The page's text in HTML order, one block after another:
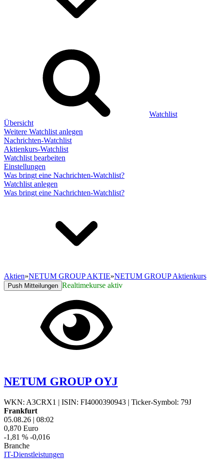
Watchlist
Übersicht
Weitere Watchlist anlegen
Nachrichten-Watchlist
Aktienkurs-Watchlist
Watchlist bearbeiten
Einstellungen
Was bringt eine Nachrichten-Watchlist?
Watchlist anlegen
Was bringt eine Nachrichten-Watchlist?
Aktien»NETUM GROUP AKTIE»NETUM GROUP Aktienkurs
Push Mitteilungen Realtimekurse aktiv
NETUM GROUP OYJ
WKN: A3CRX1 | ISIN: FI4000390943 | Ticker-Symbol: 79J
Frankfurt
05.08.26 | 08:02
0,870 Euro
-1,81 % -0,016
Branche
IT-Dienstleistungen